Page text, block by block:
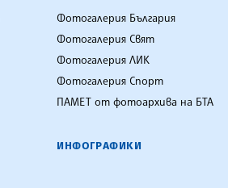
Фотогалерия България
Фотогалерия Свят
Фотогалерия ЛИК
Фотогалерия Спорт
ПАМЕТ от фотоархива на БТА
ИНФОГРАФИКИ